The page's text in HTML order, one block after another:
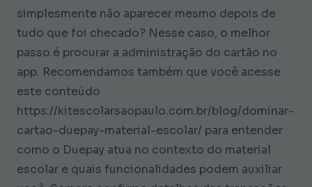
simplesmente não aparecer mesmo depois de
tudo que foi checado? Nesse caso, o melhor
passo é procurar a administração do cartão no
app. Recomendamos também que você acesse
este conteúdo
https://kitescolarsaopaulo.com.br/blog/dominar-
cartao-duepay-material-escolar/ para entender
como o Duepay atua no contexto do material
escolar e quais funcionalidades podem auxiliar